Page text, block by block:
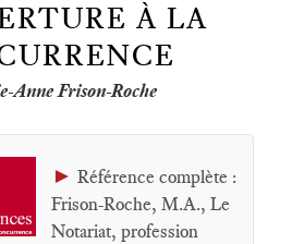
À LA
Anne Frison-Roche
► Référence complète :
Frison-Roche, M.A., Le
Notariat, profession